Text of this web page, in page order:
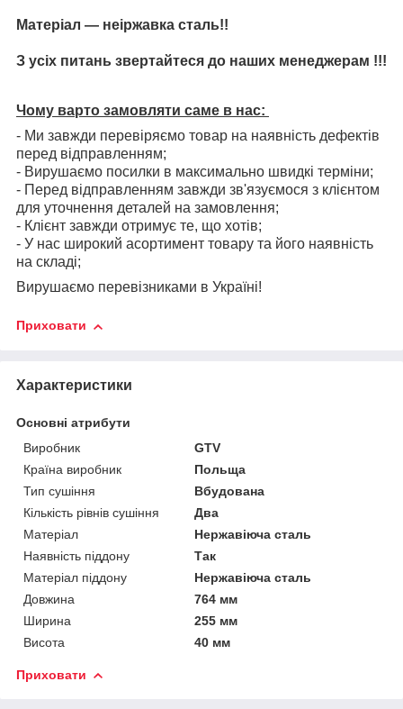
Матеріал — неіржавка сталь!!
З усіх питань звертайтеся до наших менеджерам !!!
Чому варто замовляти саме в нас:
- Ми завжди перевіряємо товар на наявність дефектів
перед відправленням;
- Вирушаємо посилки в максимально швидкі терміни;
- Перед відправленням завжди зв'язуємося з клієнтом
для уточнення деталей на замовлення;
- Клієнт завжди отримує те, що хотів;
- У нас широкий асортимент товару та його наявність
на складі;
Вирушаємо перевізниками в Україні!
Приховати
Характеристики
Основні атрибути
Виробник
GTV
Країна виробник
Польща
Тип сушіння
Вбудована
Кількість рівнів сушіння
Два
Матеріал
Нержавіюча сталь
Наявність піддону
Так
Матеріал піддону
Нержавіюча сталь
Довжина
764 мм
Ширина
255 мм
Висота
40 мм
Приховати